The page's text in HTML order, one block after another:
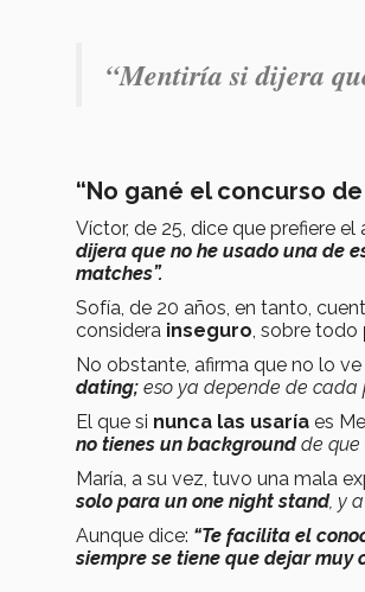
“Mentiría si dijera
“No gané el concurso
Víctor, de 25, dice que prefiere el
dijera que no he usado una de
matches”.
Sofía, de 20 años, en tanto,
considera inseguro, sobre todo
No obstante, afirma que no lo
dating; eso ya depende de cada
El que si nunca las usaría es
no tienes un backgroundde que
María, a su vez, tuvo una mala
solo para un one night stand, y
Aunque dice: “Te facilita el
siempre se tiene que dejar muy